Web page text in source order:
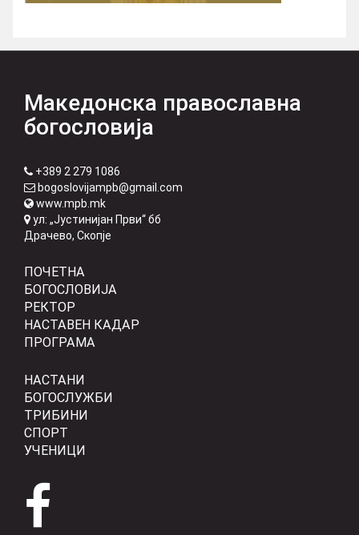
Македонска православна
богословија
+389 2 279 1086
bogoslovijampb@gmail.com
www.mpb.mk
ул: „Јустинијан Први“ бб
Драчево, Скопје
ПОЧЕТНА
БОГОСЛОВИЈА
РЕКТОР
НАСТАВЕН КАДАР
ПРОГРАМА
НАСТАНИ
БОГОСЛУЖБИ
ТРИБИНИ
СПОРТ
УЧЕНИЦИ